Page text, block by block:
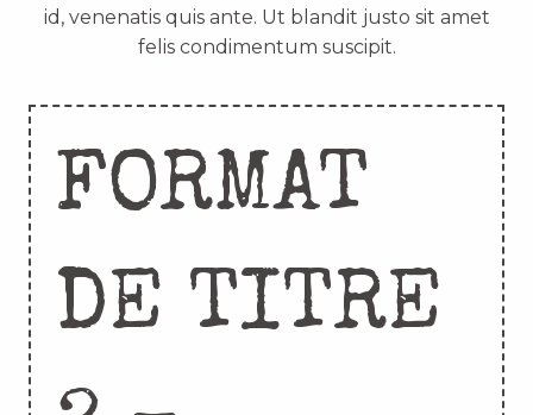
id, venenatis quis ante. Ut blandit justo sit amet
felis condimentum suscipit.
FORMAT
DE TITRE